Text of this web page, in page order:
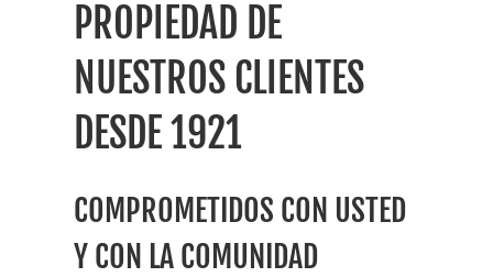
PROPIEDAD DE
NUESTROS CLIENTES
DESDE 1921
COMPROMETIDOS CON USTED
Y CON LA COMUNIDAD